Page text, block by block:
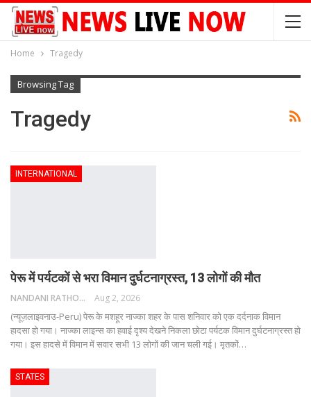
Home Tragedy
Browsing Tag
Tragedy
INTERNATIONAL
पेरू में पर्यटकों से भरा विमान दुर्घटनाग्रस्त, 13 लोगों की मौत
NANDANI RATHORE Aug 2, 2026
(न्यूज़लाइवनाउ-Peru) पेरू के मशहूर नाज्का शहर के पास शनिवार को एक दर्दनाक विमान
हादसा हो गया। नाज्का लाइन्स का हवाई दृश्य देखने निकला छोटा पर्यटक विमान दुर्घटनाग्रस्त हो
गया। इस हादसे में विमान में सवार सभी 13 लोगों की जान चली गई। मृतकों…
STATES